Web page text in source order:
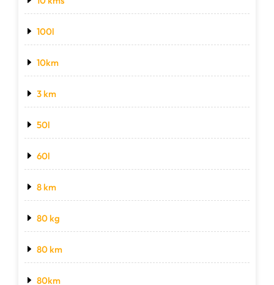
100l
10km
3 km
50l
60l
8 km
80 kg
80 km
80km